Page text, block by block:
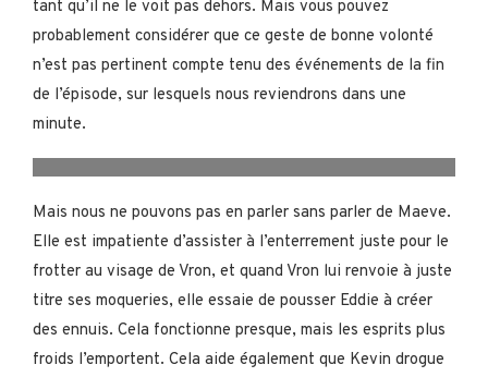
tant qu’il ne le voit pas dehors. Mais vous pouvez
probablement considérer que ce geste de bonne volonté
n’est pas pertinent compte tenu des événements de la fin
de l’épisode, sur lesquels nous reviendrons dans une
minute.Geoff Bell et Tom Hardy dans MobLand | Image via
Paramount+
Mais nous ne pouvons pas en parler sans parler de Maeve.
Elle est impatiente d’assister à l’enterrement juste pour le
frotter au visage de Vron, et quand Vron lui renvoie à juste
titre ses moqueries, elle essaie de pousser Eddie à créer
des ennuis. Cela fonctionne presque, mais les esprits plus
froids l’emportent. Cela aide également que Kevin drogue